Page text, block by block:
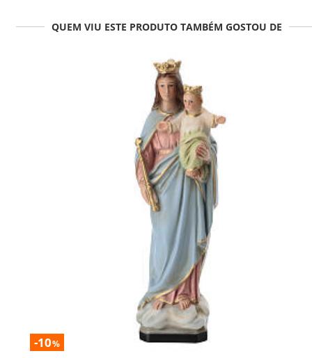
QUEM VIU ESTE PRODUTO TAMBÉM GOSTOU DE
-10%